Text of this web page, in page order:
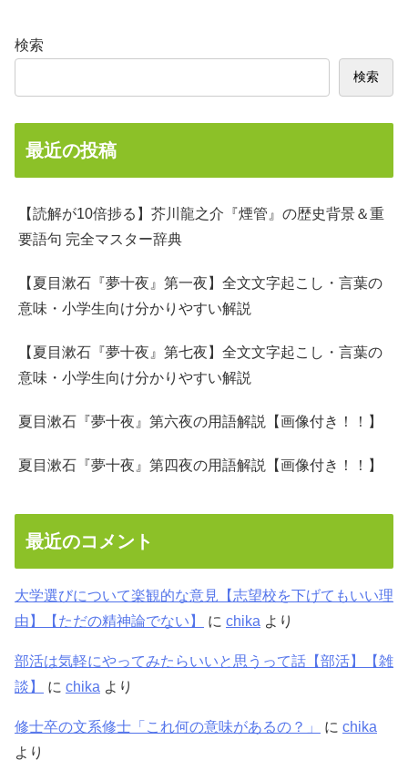
検索
検索
最近の投稿
【読解が10倍捗る】芥川龍之介『煙管』の歴史背景＆重
要語句 完全マスター辞典
【夏目漱石『夢十夜』第一夜】全文文字起こし・言葉の
意味・小学生向け分かりやすい解説
【夏目漱石『夢十夜』第七夜】全文文字起こし・言葉の
意味・小学生向け分かりやすい解説
夏目漱石『夢十夜』第六夜の用語解説【画像付き！！】
夏目漱石『夢十夜』第四夜の用語解説【画像付き！！】
最近のコメント
大学選びについて楽観的な意見【志望校を下げてもいい理
由】【ただの精神論でない】
に chika より
部活は気軽にやってみたらいいと思うって話【部活】【雑
談】
に chika より
修士卒の文系修士「これ何の意味があるの？」 に chika
より